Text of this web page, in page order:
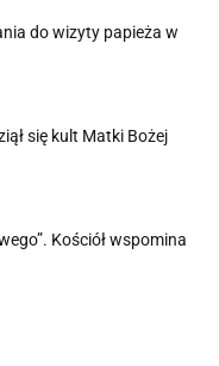
do wizyty papieża w
się kult Matki Bożej
Kościół wspomina